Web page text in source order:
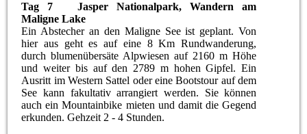
Tag 7 Jasper Nationalpark, Wandern am
Maligne Lake
Ein Abstecher an den Maligne See ist geplant. Von
hier aus geht es auf eine 8 Km Rundwanderung,
durch blumenübersäte Alpwiesen auf 2160 m Höhe
und weiter bis auf den 2789 m hohen Gipfel. Ein
Ausritt im Western Sattel oder eine Bootstour auf dem
See kann fakultativ arrangiert werden. Sie können
auch ein Mountainbike mieten und damit die Gegend
erkunden. Gehzeit 2 - 4 Stunden.